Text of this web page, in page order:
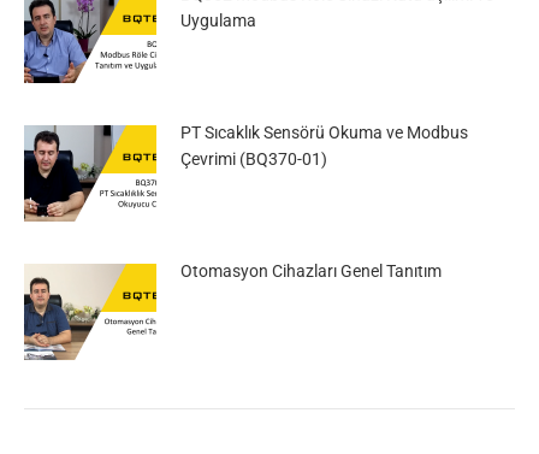
Uygulama
PT Sıcaklık Sensörü Okuma ve Modbus
Çevrimi (BQ370-01)
Otomasyon Cihazları Genel Tanıtım